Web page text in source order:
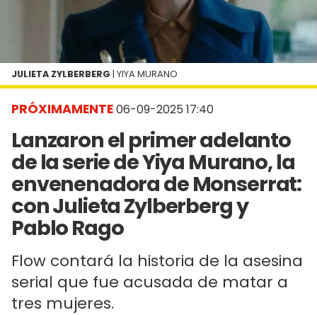
PRÓXIMAMENTE06-09-2025 17:40
Lanzaron el primer adelanto
de la serie de Yiya Murano, la
envenenadora de Monserrat:
con Julieta Zylberberg y
Pablo Rago
Flow contará la historia de la asesina
serial que fue acusada de matar a
tres mujeres.
JULIETA ZYLBERBERG | YIYA MURANO